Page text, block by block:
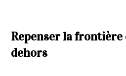
Repenser la frontière
dehors